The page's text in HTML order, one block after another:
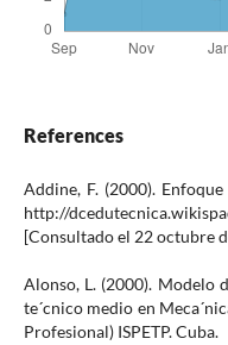
References
Addine, F. (2000).
http://
[Consultado el 22 octubre
Alonso, L. (2000). Modelo
te´cnico medio en
Profesional) ISPETP. Cuba.